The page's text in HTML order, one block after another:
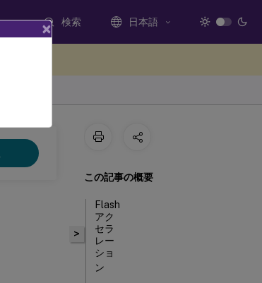
検索 日本語
>
この記事の概要
Flash
アク
セラ
レー
ショ
ン
×